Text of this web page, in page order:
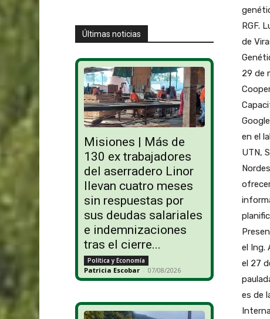
Últimas noticias
Misiones | Más de
130 ex trabajadores
del aserradero Linor
llevan cuatro meses
sin respuestas por
sus deudas salariales
e indemnizaciones
tras el cierre...
Política y Economía
Patricia Escobar - 07/08/2026
RGF.
de
29 de
en el
UTN,
el Ing.
el 27
es de